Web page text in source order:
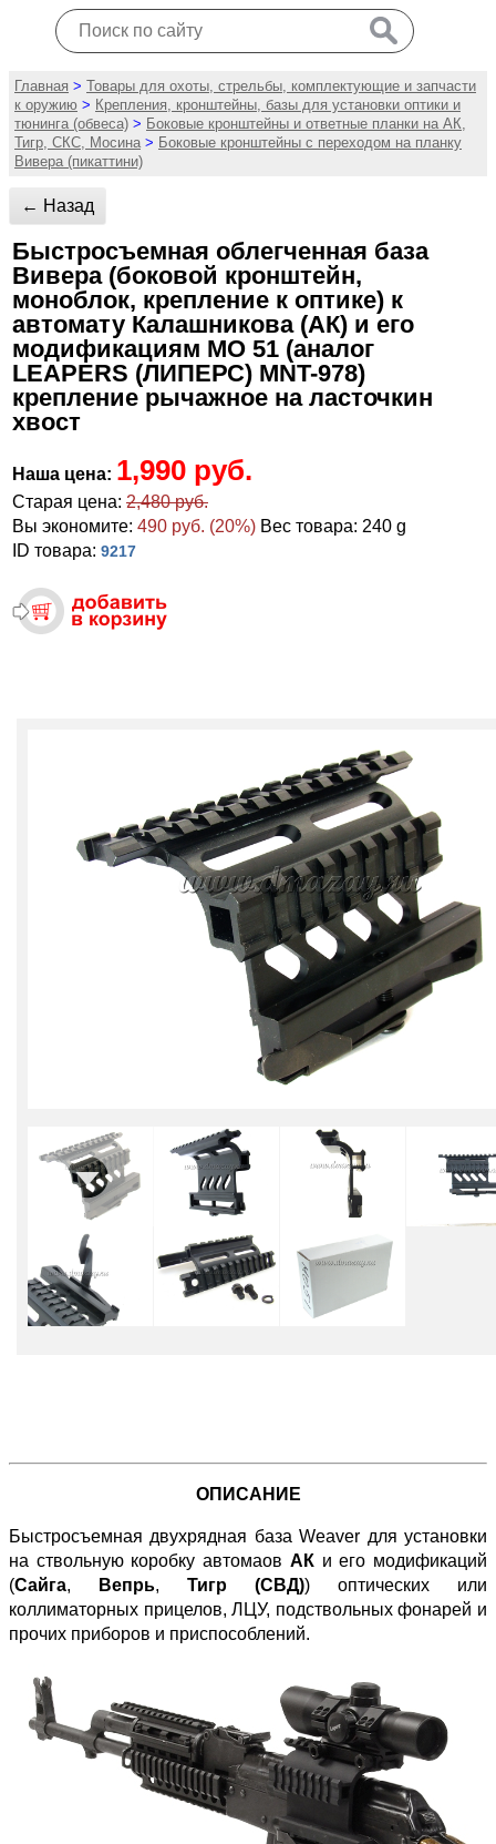
Главная > Товары для охоты, стрельбы, комплектующие и запчасти
к оружию > Крепления, кронштейны, базы для установки оптики и
тюнинга (обвеса) > Боковые кронштейны и ответные планки на АК,
Тигр, СКС, Мосина > Боковые кронштейны с переходом на планку
Вивера (пикаттини)
← Назад
Быстросъемная облегченная база
Вивера (боковой кронштейн,
моноблок, крепление к оптике) к
автомату Калашникова (АК) и его
модификациям МО 51 (аналог
LEAPERS (ЛИПЕРС) MNT-978)
крепление рычажное на ласточкин
хвост
Наша цена: 1,990 руб.
Старая цена: 2,480 руб.
Вы экономите: 490 руб. (20%) Вес товара: 240 g
ID товара: 9217
ОПИСАНИЕ
Быстросъемная двухрядная база Weaver для установки
на ствольную коробку автомаов АКи его модификаций
(Сайга, Вепрь, Тигр (СВД)) оптических или
коллиматорных прицелов, ЛЦУ, подствольных фонарей и
прочих приборов и приспособлений.